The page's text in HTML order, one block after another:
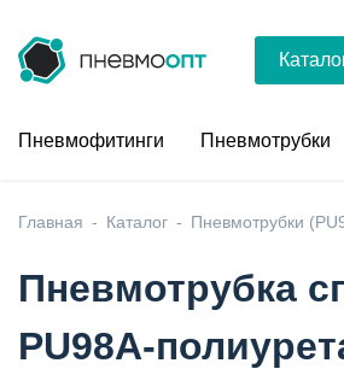
Пневмофитинги Пневмотрубки
Главная Каталог Пневмотрубки
Пневмотрубка
PU98A-